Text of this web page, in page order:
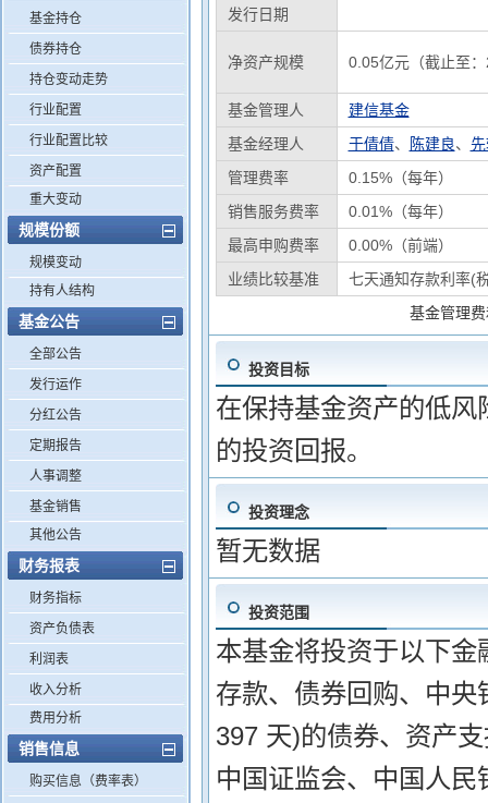
基金持仓
债券持仓
持仓变动走势
行业配置
行业配置比较
资产配置
重大变动
规模份额
规模变动
持有人结构
基金公告
全部公告
发行运作
分红公告
定期报告
人事调整
基金销售
其他公告
财务报表
财务指标
资产负债表
利润表
收入分析
费用分析
销售信息
购买信息（费率表）
发行日期
净资产规模 0.05亿元（截止至
基金管理人
建信基金
基金经理人
于倩倩、 陈建良、
管理费率
0.15%（每年）
销售服务费率
0.01%（每年）
最高申购费率
0.00%（前端）
业绩比较基准
七天通知存款利率(
基金管理
投资目标
在保持基金资产的低
的投资回报。
投资理念
暂无数据
投资范围
本基金将投资于以下
存款、债券回购、中
397 天)的债券、资产
中国证监会、中国人